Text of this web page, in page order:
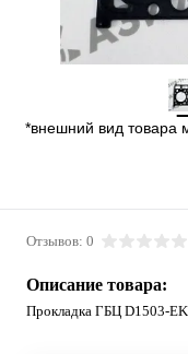
*внешний вид товара
Отзывов: 0
Описание товара:
Прокладка ГБЦ D1503-